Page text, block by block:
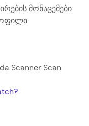
მონაცემები
Scanner Scan